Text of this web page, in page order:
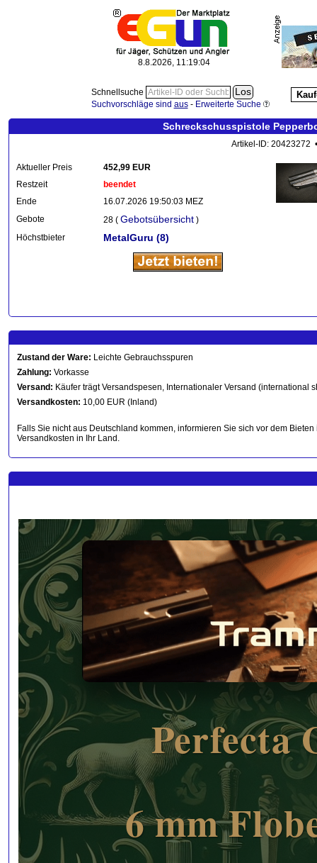
8.8.2026, 11:19:07
Schnellsuche
Suchvorschläge sind aus- Erweiterte Suche
Schreckschusspistole
Artikel-ID: 20423272
Aktueller Preis
452,99 EUR
Restzeit
beendet
Ende
16.07.2026 19:50:03 MEZ
Gebote
28 ( Gebotsübersicht )
Höchstbieter
MetalGuru (8)
Zustand der Ware: Leichte Gebrauchsspuren
Zahlung: Vorkasse
Versand: Käufer trägt Versandspesen, Internationaler Versand (international
Versandkosten: 10,00 EUR (Inland)
Falls Sie nicht aus Deutschland kommen, informieren Sie sich vor dem
Versandkosten in Ihr Land.
Perfecta
6 mm